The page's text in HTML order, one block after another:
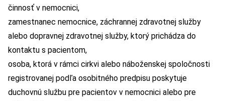
činnosť v nemocnici,
zamestnanec nemocnice, záchrannej zdravotnej služby
alebo dopravnej zdravotnej služby, ktorý prichádza do
kontaktu s pacientom,
osoba, ktorá v rámci cirkvi alebo náboženskej spoločnosti
registrovanej podľa osobitného predpisu poskytuje
duchovnú službu pre pacientov v nemocnici alebo pre